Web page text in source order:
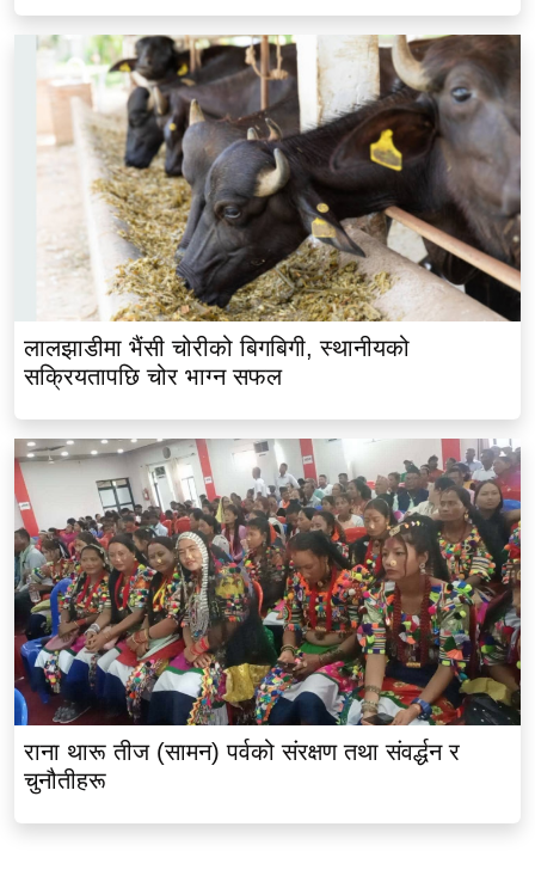
लालझाडीमा भैंसी चोरीको बिगबिगी, स्थानीयको
सक्रियतापछि चोर भाग्न सफल
राना थारू तीज (सामन) पर्वको संरक्षण तथा संवर्द्धन र
चुनौतीहरू